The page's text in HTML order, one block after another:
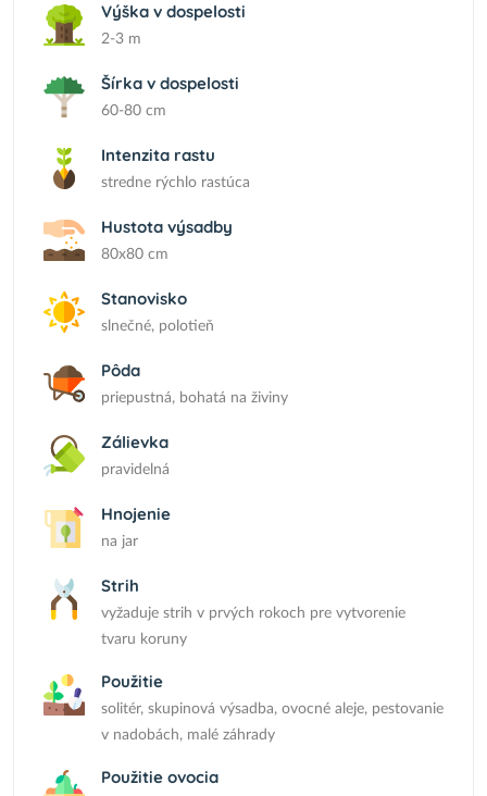
Výška v dospelosti
2-3 m
Šírka v dospelosti
60-80 cm
Intenzita rastu
stredne rýchlo rastúca
Hustota výsadby
80x80 cm
Stanovisko
slnečné, polotieň
Pôda
priepustná, bohatá na živiny
Zálievka
pravidelná
Hnojenie
na jar
Strih
vyžaduje strih v prvých rokoch pre vytvorenie
tvaru koruny
Použitie
solitér, skupinová výsadba, ovocné aleje, pestovanie
v nadobách, malé záhrady
Použitie ovocia